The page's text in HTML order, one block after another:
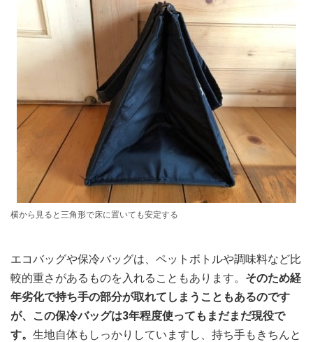
横から見ると三角形で床に置いても安定する
エコバッグや保冷バッグは、ペットボトルや調味料など比
較的重さがあるものを入れることもあります。 そのため経
年劣化で持ち手の部分が取れてしまうこともあるのです
が、この保冷バッグは3年程度使ってもまだまだ現役で
す。 生地自体もしっかりしていますし、持ち手もきちんと